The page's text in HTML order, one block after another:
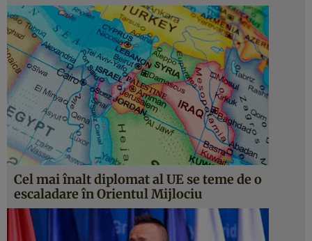
Cel mai înalt diplomat al UE se teme de o
escaladare în Orientul Mijlociu